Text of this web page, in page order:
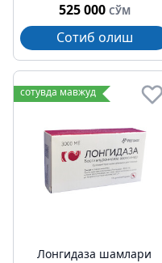
525 000 СЎМ
Сотиб олиш
сотувда мавжуд
Лонгидаза шамлари